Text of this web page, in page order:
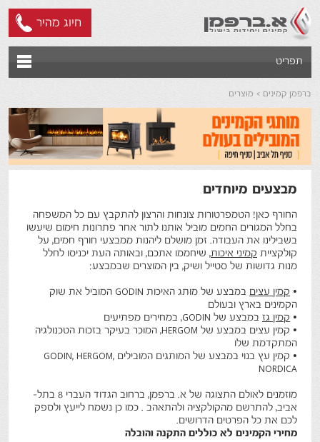
חיוג מהיר
תפריט
ברפמן קמינים מוצרים
מבצעים מיוחדים
החורף כאן! הטמפרטורות צונחות והרצון להתקבץ עם כל המשפחה
בחלל המגורים החמים מוביל אותנו לתור אחר פתרונות חימום שיעשו
בשבילינו את העבודה. זמן מושלם ליהנות ממבצעי חורף חמים, על
קולקציית קמיני איכות, שיחממו אתכם, ובאותה העת יכניסו לחלל
מנות גדושות של סטייל ושיק, בין המוצרים שבמבצע:
• קמין עצים
במבצע של מותג האיכות GODIN המוביל את שוק
הקמינים בארץ ובעולם
• קמין גז במבצע של GODIN, במחירים מפתיעים
• קמין עצים במבצע של HERGOM, המוכר בעיקר בזכות הטכנולגיה
המתקדמת שלו
• קמין עץ בנוי במבצע של המותגים המובילים GODIN, HERGOM,
NORDICA
מוזמנים לאולם התצוגה של א. ברפמן, ברחוב הגדוד העברי 8 בתל-
אביב, להתרשם מהקולקציה ולהתאהב . כמו כן נשמח לייעץ ולספק
לכם את כל הפרטים הדרושים.
מחירי הקמינים לא כוללים התקנה והובלה